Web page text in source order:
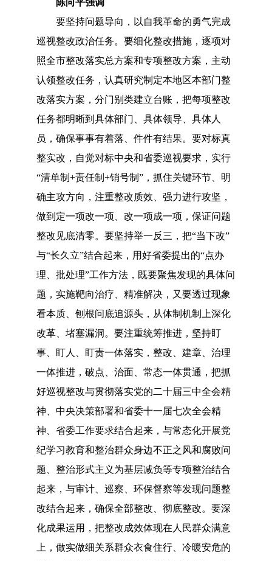
陈向平强调
要坚持问题导向，以自我革命的勇气完成
巡视整改政治任务。要细化整改措施，逐项对
照全市整改落实总方案和专项整改方案，主动
认领整改任务，认真研究制定本地区本部门整
改落实方案，分门别类建立台账，把每项整改
任务都明晰到具体部门、具体领导、具体人
员，确保事事有着落、件件有结果。要对标真
整实改，自觉对标中央和省委巡视要求，实行
“清单制+责任制+销号制”，抓住关键环节、明
确主攻方向，注重整改质效、强力进行攻坚，
做到定一项改一项、改一项成一项，保证问题
整改见底清零。要坚持举一反三，把“当下改”
与“长久立”结合起来，用好省委提出的“点办
理、批处理”工作方法，既要聚焦发现的具体问
题，实施靶向治疗、精准解决，又要透过现象
看本质、刨根问底追源头，从体制机制上深化
改革、堵塞漏洞。要注重统筹推进，坚持盯
事、盯人、盯责一体落实，整改、建章、治理
一体推进，破点、治面、常态一体贯通，把抓
好巡视整改与贯彻落实党的二十届三中全会精
神、中央决策部署和省委十一届七次全会精
神、省委工作要求结合起来，与常态化开展党
纪学习教育和整治群众身边不正之风和腐败问
题、整治形式主义为基层减负等专项整治结合
起来，与审计、巡察、环保督察等发现问题整
改结合起来，确保全部整改、彻底整改。要深
化成果运用，把整改成效体现在人民群众满意
上，做实做细关系群众衣食住行、冷暖安危的